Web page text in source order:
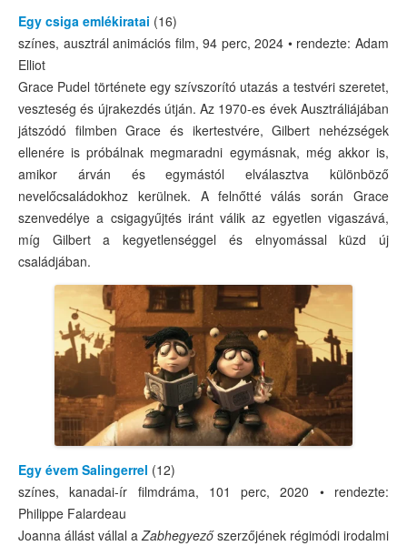
Egy csiga emlékiratai (16)
színes, ausztrál animációs film, 94 perc, 2024 • rendezte: Adam
Elliot
Grace Pudel története egy szívszorító utazás a testvéri szeretet,
veszteség és újrakezdés útján. Az 1970-es évek Ausztráliájában
játszódó filmben Grace és ikertestvére, Gilbert nehézségek
ellenére is próbálnak megmaradni egymásnak, még akkor is,
amikor árván és egymástól elválasztva különböző
nevelőcsaládokhoz kerülnek. A felnőtté válás során Grace
szenvedélye a csigagyűjtés iránt válik az egyetlen vigaszává,
míg Gilbert a kegyetlenséggel és elnyomással küzd új
családjában.
Egy évem Salingerrel (12)
színes, kanadai-ír filmdráma, 101 perc, 2020 • rendezte:
Philippe Falardeau
Joanna állást vállal a Zabhegyezőszerzőjének régimódi irodalmi